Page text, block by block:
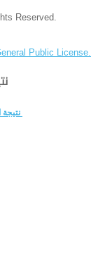
Public License.